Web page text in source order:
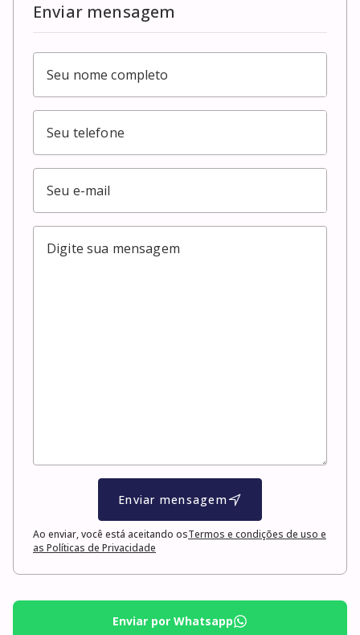
Enviar mensagem
Enviar mensagem
Ao enviar, você está aceitando osTermos e condições de uso e
as Políticas de Privacidade
Enviar por Whatsapp